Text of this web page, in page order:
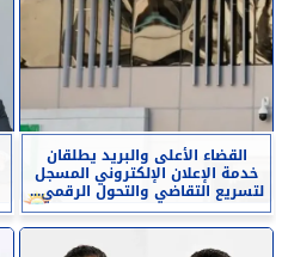
القضاء الأعلى والبريد يطلقان
خدمة الإعلان الإلكتروني المسجل
لتسريع التقاضي والتحول الرقمي...